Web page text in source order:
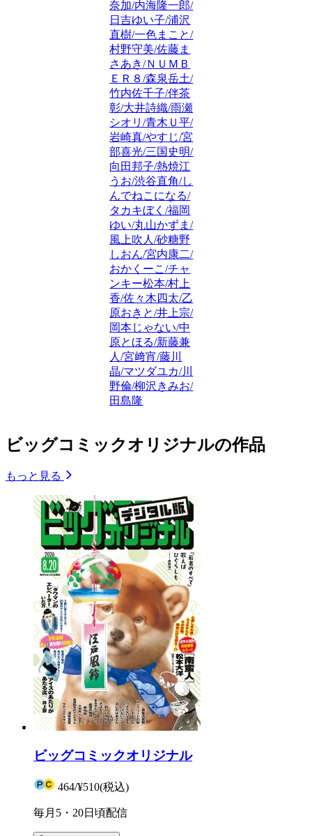
奈加/内海隆一郎/
日吉ゆい子/浦沢
直樹/一色まこと/
村野守美/佐藤ま
さあき/ＮＵＭＢ
ＥＲ８/森泉岳土/
竹内佐千子/伴茶
彰/大井詩織/雨瀬
シオリ/青木Ｕ平/
岩崎真/やすじ/宮
部喜光/三国史明/
向田邦子/熱焼江
うお/渋谷直角/し
んでねこになる/
タカキぼく/福岡
ゆい/丸山かずま/
風上吹人/砂糖野
しおん/宮内康二/
おかくーこ/チャ
ンキー松本/村上
香/佐々木四太/乙
原おきと/井上宗/
岡本じゃない/中
原とほる/新藤兼
人/宮﨑宵/藤川
晶/マツダユカ/川
野倫/柳沢きみお/
田島隆
ビッグコミックオリジナルの作品
もっと見る
ビッグコミックオリジナル
464/¥510(税込)
毎月5・20日頃配信